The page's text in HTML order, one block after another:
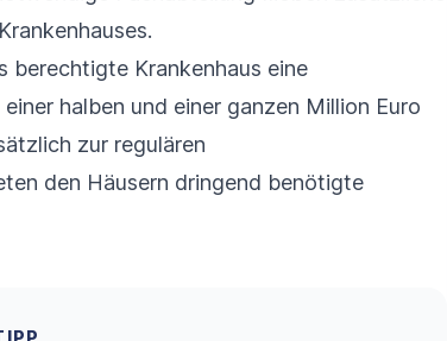
berechtigte Krankenhaus eine
halben und einer ganzen Million Euro
zur regulären
den Häusern dringend benötigte